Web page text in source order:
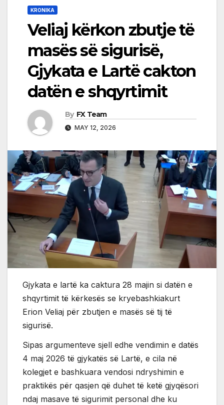
KRONIKA
Veliaj kërkon zbutje të
masës së sigurisë,
Gjykata e Lartë cakton
datën e shqyrtimit
By FX Team
MAY 12, 2026
Gjykata e lartë ka caktura 28 majin si datën e
shqyrtimit të kërkesës se kryebashkiakurt
Erion Veliaj për zbutjen e masës së tij të
sigurisë.
Sipas argumenteve sjell edhe vendimin e datës
4 maj 2026 të gjykatës së Lartë, e cila në
kolegjet e bashkuara vendosi ndryshimin e
praktikës për qasjen që duhet të ketë gjyqësori
ndaj masave të sigurimit personal dhe ku